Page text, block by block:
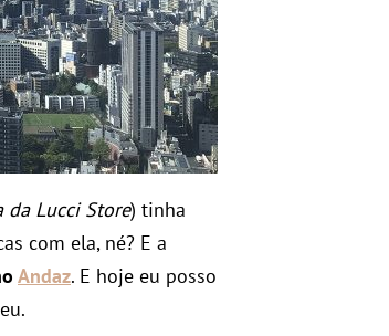
da Lucci Store) tinha
com ela, né? E a
Andaz. E hoje eu posso